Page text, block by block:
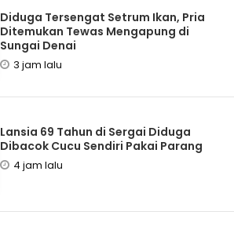
Diduga Tersengat Setrum Ikan, Pria
Ditemukan Tewas Mengapung di
Sungai Denai
3 jam lalu
Lansia 69 Tahun di Sergai Diduga
Dibacok Cucu Sendiri Pakai Parang
4 jam lalu